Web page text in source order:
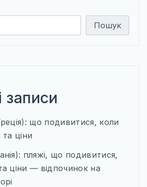
Пошук
записи
що подивитися, коли
та ціни
пляжі, що подивитися,
ціни — відпочинок на